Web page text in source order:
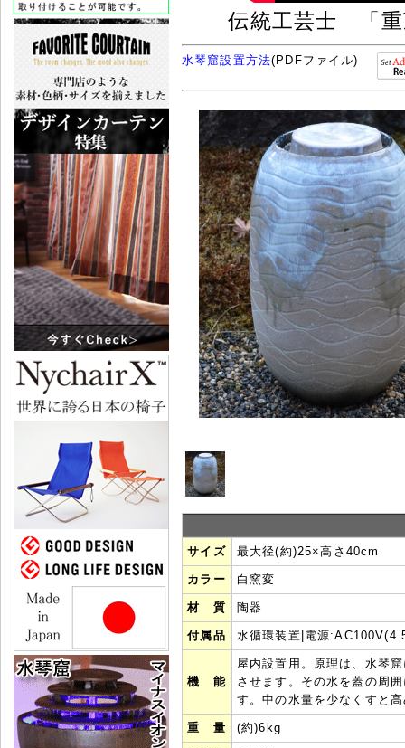
伝統工芸士 「重
水琴窟設置方法(PDFファイル)
サイズ 最大径(約)25×高さ40cm
カラー 白窯変
材 質 陶器
付属品 水循環装置|電源
機 能
屋内設置用。原理は、水琴
させます。その水を蓋の周
す。中の水量を少なくすと
重 量 (約)6kg